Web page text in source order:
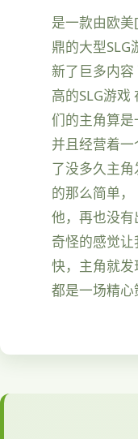
是一款由欧
鼎的大型SLG
新了巨多内
高的SLG游戏
们的主角算
并且经营着
了没多久主
的那么简单
他，再也没
奇怪的感觉
快，主角就
都是一场精